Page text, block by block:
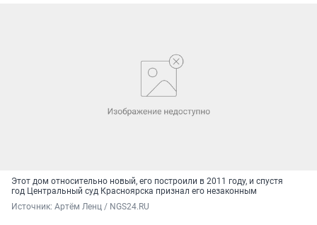
Этот дом относительно новый, его построили в 2011 году, и спустя
год Центральный суд Красноярска признал его незаконным
Источник: Артём Ленц / NGS24.RU